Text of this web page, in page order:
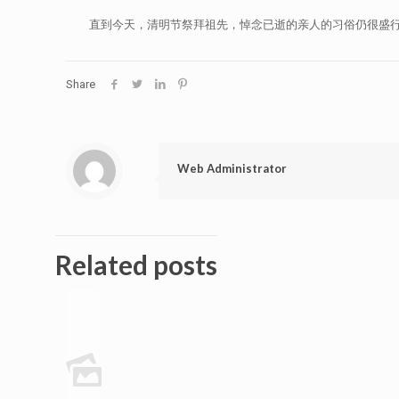
直到今天，清明节祭拜祖先，悼念已逝的亲人的习俗仍很盛
Share
Web Administrator
Related posts